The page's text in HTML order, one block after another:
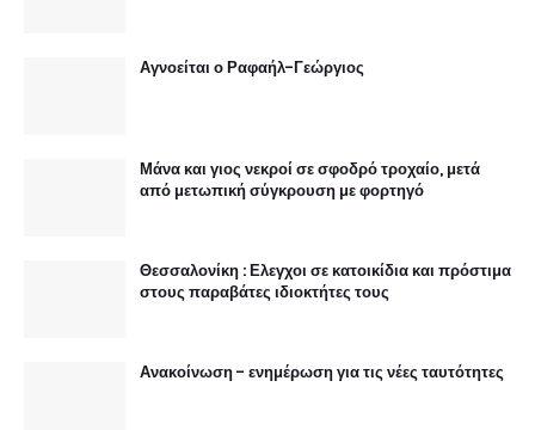
Αγνοείται ο Ραφαήλ-Γεώργιος
Μάνα και γιος νεκροί σε σφοδρό τροχαίο, μετά
από μετωπική σύγκρουση με φορτηγό
Θεσσαλονίκη : Ελεγχοι σε κατοικίδια και πρόστιμα
στους παραβάτες ιδιοκτήτες τους
Ανακοίνωση - ενημέρωση για τις νέες ταυτότητες